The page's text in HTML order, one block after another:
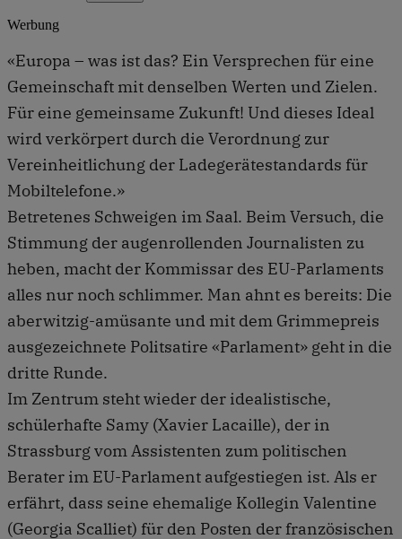
Werbung
«Europa – was ist das? Ein Versprechen für eine
Gemeinschaft mit denselben Werten und Zielen.
Für eine gemeinsame Zukunft! Und dieses Ideal
wird verkörpert durch die Verordnung zur
Vereinheitlichung der Ladegerätestandards für
Mobiltelefone.»
Betretenes Schweigen im Saal. Beim Versuch, die
Stimmung der augenrollenden Journalisten zu
heben, macht der Kommissar des EU-Parlaments
alles nur noch schlimmer. Man ahnt es bereits: Die
aberwitzig-amüsante und mit dem Grimmepreis
ausgezeichnete Politsatire «Parlament» geht in die
dritte Runde.
Im Zentrum steht wieder der idealistische,
schülerhafte Samy (Xavier Lacaille), der in
Strassburg vom Assistenten zum politischen
Berater im EU-Parlament aufgestiegen ist. Als er
erfährt, dass seine ehemalige Kollegin Valentine
(Georgia Scalliet) für den Posten der französischen